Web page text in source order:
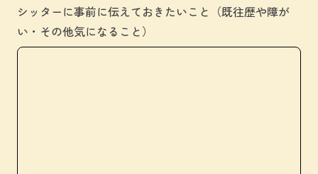
シッターに事前に伝えておきたいこと（既往歴や障が
い・その他気になること）